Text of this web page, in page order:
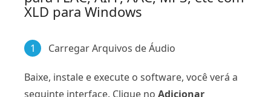
XLD para Windows
1 Carregar Arquivos de Áudio
Baixe, instale e execute o software, você verá a
seguinte interface. Clique no Adicionar